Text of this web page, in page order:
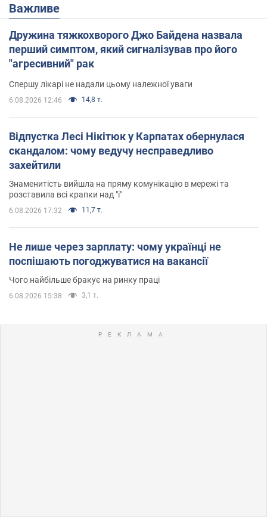
Важливе
Дружина тяжкохворого Джо Байдена назвала
перший симптом, який сигналізував про його
"агресивний" рак
Спершу лікарі не надали цьому належної уваги
6.08.2026 12:46 14,8 т.
Відпустка Лесі Нікітюк у Карпатах обернулася
скандалом: чому ведучу несправедливо
захейтили
Знаменитість вийшла на пряму комунікацію в мережі та
розставила всі крапки над "і"
6.08.2026 17:32 11,7 т.
Не лише через зарплату: чому українці не
поспішають погоджуватися на вакансії
Чого найбільше бракує на ринку праці
6.08.2026 15:38 3,1 т.